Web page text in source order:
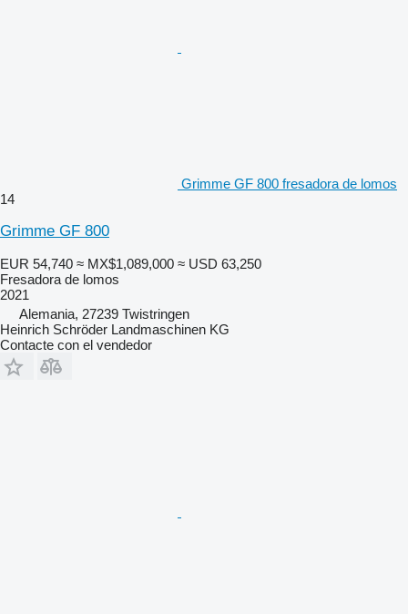
Grimme GF 800 fresadora de lomos
14
Grimme GF 800
EUR 54,740 ≈ MX$1,089,000 ≈ USD 63,250
Fresadora de lomos
2021
Alemania, 27239 Twistringen
Heinrich Schröder Landmaschinen KG
Contacte con el vendedor